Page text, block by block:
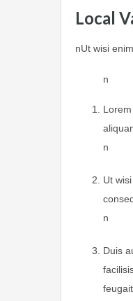
Local
nUt wisi
n
n
Ut
n
Duis